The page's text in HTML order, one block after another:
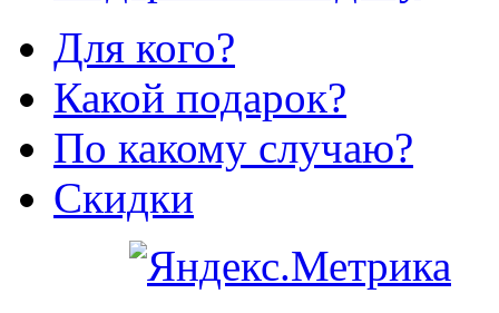
Для кого?
Какой подарок?
По какому случаю?
Скидки